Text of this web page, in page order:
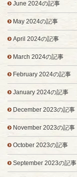
June 2024の記事
May 2024の記事
April 2024の記事
March 2024の記事
February 2024の記事
January 2024の記事
December 2023の記事
November 2023の記事
October 2023の記事
September 2023の記事